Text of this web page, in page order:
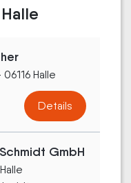
Halle
Details
GmbH